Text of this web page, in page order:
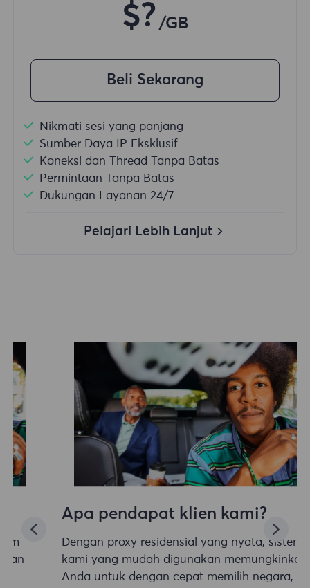
$? /GB
Beli Sekarang
Nikmati sesi yang panjang
Sumber Daya IP Eksklusif
Koneksi dan Thread Tanpa Batas
Permintaan Tanpa Batas
Dukungan Layanan 24/7
Pelajari Lebih Lanjut
Apa pendapat klien kami?
Dengan proxy residensial yang nyata, sistem
kami yang mudah digunakan memungkinkan
Anda untuk dengan cepat memilih negara,